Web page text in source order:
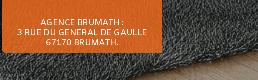
AGENCE BRUMATH :
3 RUE DU GENERAL DE GAULLE
67170 BRUMATH.